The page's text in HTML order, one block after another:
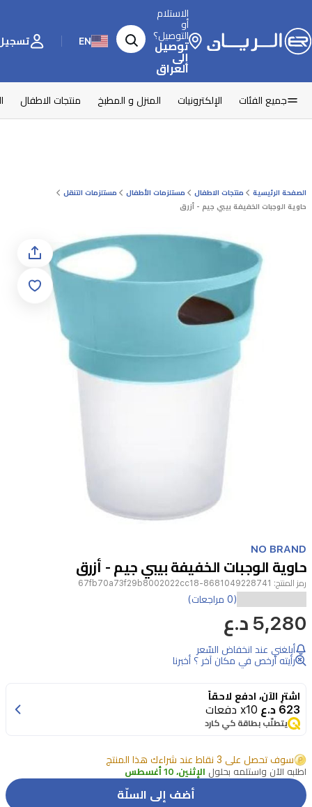
الاستلام
أو
التوصيل؟
توصيل
إلى
العراق
EN تسجيل
جميع الفئات الإلكترونيات المنزل و المطبخ منتجات الاطفال
الصفحة الرئيسية منتجات الاطفال مستلزمات الأطفال
مستلزمات التنقل
حاوية الوجبات الخفيفة بيبي جيم - أزرق
1
of
1
NO BRAND
حاوية الوجبات الخفيفة بيبي جيم - أزرق
رمز المنتج: 8681049228741-67fb70a73f29b8002022cc18
(0 مراجعات)
5,280 د.ع
أبلغني عند انخفاض السّعر
رأيته أرخص في مكان آخر ؟ أخبرنا
اشترِ الآن، ادفع لاحقاً
623 د.ع x10 دفعات
يتطلّب بطاقة كي كارد
سوف تحصل على 3 نقاط عند شراءك هذا المنتج
اطلبه الآن واستلمه بحلول الإثنين، 10 أغسطس
أضف إلى السلّة